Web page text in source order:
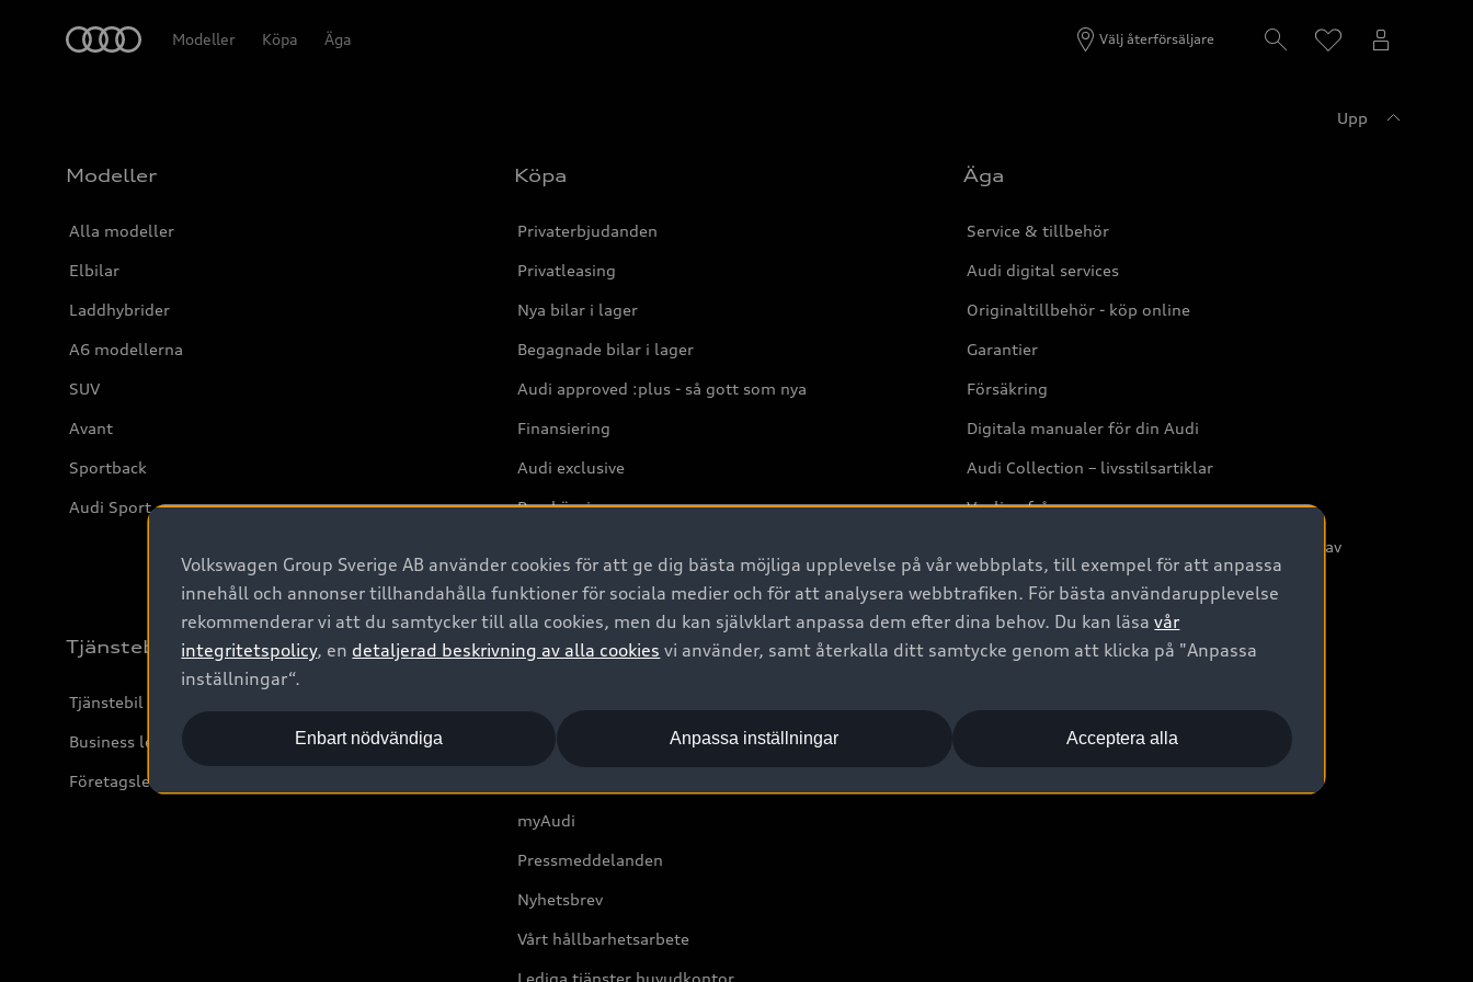
Modeller Köpa Äga Välj återförsäljare
Upp
Modeller
Alla modeller
Elbilar
Laddhybrider
A6 modellerna
SUV
Avant
Sportback
Audi Sport
Köpa
Privaterbjudanden
Privatleasing
Nya bilar i lager
Begagnade bilar i lager
Audi approved :plus - så gott som nya
Finansiering
Audi exclusive
Provkörning
Äga
Service & tillbehör
Audi digital services
Originaltillbehör - köp online
Garantier
Försäkring
Digitala manualer för din Audi
Audi Collection – livsstilsartiklar
Vanliga frågor
2G/3G nätet stängs ned - Hur påverkas min bil av
detta?
Tjänstebil
Tjänstebil
Business lease online
Företagsleasing
Om Audi Sverige
Boka Service online
myAudi
Pressmeddelanden
Nyhetsbrev
Vårt hållbarhetsarbete
Lediga tjänster huvudkontor
Volkswagen Group Sverige AB använder cookies för att ge dig bästa möjliga upplevelse på vår webbplats, till exempel för att anpassa
innehåll och annonser tillhandahålla funktioner för sociala medier och för att analysera webbtrafiken. För bästa användarupplevelse
rekommenderar vi att du samtycker till alla cookies, men du kan självklart anpassa dem efter dina behov. Du kan läsavår
integritetspolicy, en detaljerad beskrivning av alla cookies vi använder, samt återkalla ditt samtycke genom att klicka på "Anpassa
inställningar“.
Acceptera alla
Enbart nödvändiga Anpassa inställningar